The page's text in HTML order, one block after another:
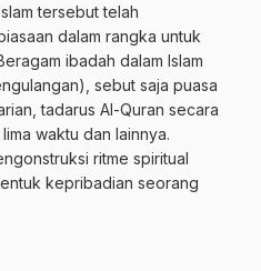
tersebut telah
dalam rangka untuk
ibadah dalam Islam
sebut saja puasa
tadarus Al-Quran secara
waktu dan lainnya.
ritme spiritual
kepribadian seorang